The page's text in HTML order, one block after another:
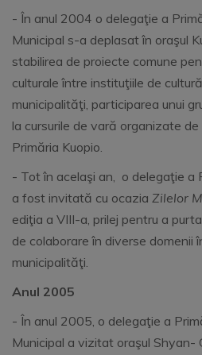
- În anul 2004 o delegaţie a
Municipal s-a deplasat în oraşul
stabilirea de proiecte comune
culturale între instituţiile de
municipalităţi, participarea unui
la cursurile de vară organizate
Primăria Kuopio.
- Tot în acelaşi an, o delegaţie a
a fost invitată cu ocazia Zilelor
ediţia a VIII-a, prilej pentru a
de colaborare în diverse domenii
municipalităţi.
Anul 2005
- În anul 2005, o delegaţie a
Municipal a vizitat oraşul Shyan-